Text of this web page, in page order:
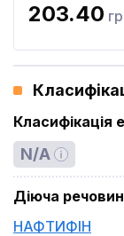
203.40
Класифікація
N/A
Діюча
НАФТИФІН